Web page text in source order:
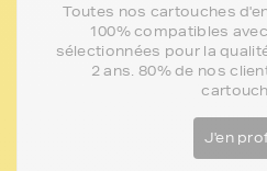
Toutes nos cartouches
100% compatibles
sélectionnées pour la
2 ans. 80% de nos
J'en